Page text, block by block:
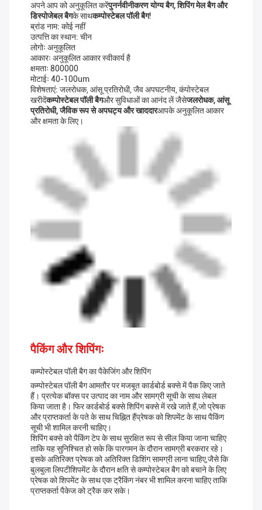
अपने आप को अनुकूलित करेंपुनर्नवीनीकरण योग्य बैग, शिपिंग मेल बैग और
डिस्पोजेबल बैगके साथकम्पोस्टेबल पॉली बैग!
ब्रांड नाम: कोई नहीं
उत्पत्ति का स्थान: चीन
लोगोः अनुकूलित
आकारः अनुकूलित आकार स्वीकार्य है
क्षमताः 800000
मोटाईः 40-100um
विशेषताएं: जलरोधक, आंसू प्रतिरोधी, जैव अपघटनीय, कंपोस्टेबल
खरीदेंकम्पोस्टेबल पॉली बैगऔर सुविधाओं का आनंद लें जैसेजलरोधक, आंसू
प्रतिरोधी, जैविक रूप से अपघट्य और खाददारआपके अनुकूलित आकार
और क्षमता के लिए।
पैकिंग और शिपिंगः
कम्पोस्टेबल पॉली बैग का पैकेजिंग और शिपिंग
कम्पोस्टेबल पॉली बैग आमतौर पर मजबूत कार्डबोर्ड बक्से में पैक किए जाते
हैं। प्रत्येक बॉक्स पर उत्पाद का नाम और सामग्री सूची के साथ लेबल
किया जाता है। फिर कार्डबोर्ड बक्से शिपिंग बक्से में रखे जाते हैं,जो प्रेषक
और प्राप्तकर्ता के पते के साथ चिह्नित हैंप्रेषक को शिपमेंट के साथ पैकिंग
सूची भी शामिल करनी चाहिए।
शिपिंग बक्से को पैकिंग टेप के साथ सुरक्षित रूप से सील किया जाना चाहिए
ताकि यह सुनिश्चित हो सके कि पारगमन के दौरान सामग्री बरकरार रहे।
इसके अतिरिक्त प्रेषक को अतिरिक्त डिशिंग सामग्री लाना चाहिए,जैसे कि
बुलबुला लिपटीशिपमेंट के दौरान क्षति से कम्पोस्टेबल बैग को बचाने के लिए
प्रेषक को शिपमेंट के साथ एक ट्रैकिंग नंबर भी शामिल करना चाहिए ताकि
प्राप्तकर्ता पैकेज को ट्रैक कर सके।